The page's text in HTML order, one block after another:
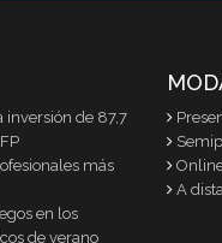
inversión de 87,7
más
en los
de verano
A